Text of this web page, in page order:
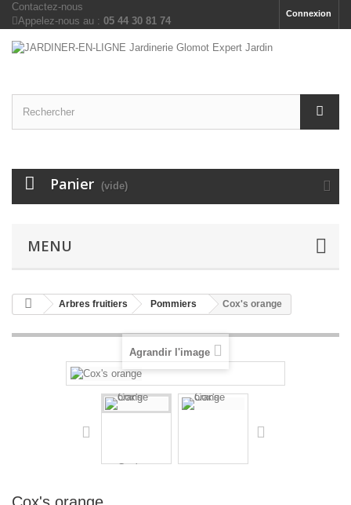
Connexion
Contactez-nous
Appelez-nous au : 05 44 30 81 74
Panier (vide)
MENU
Arbres fruitiers Pommiers Cox's orange
Agrandir l'image
Cox's orange